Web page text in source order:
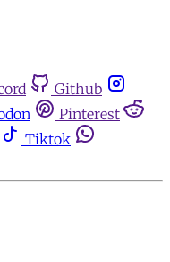
Github
Pinterest
Tiktok